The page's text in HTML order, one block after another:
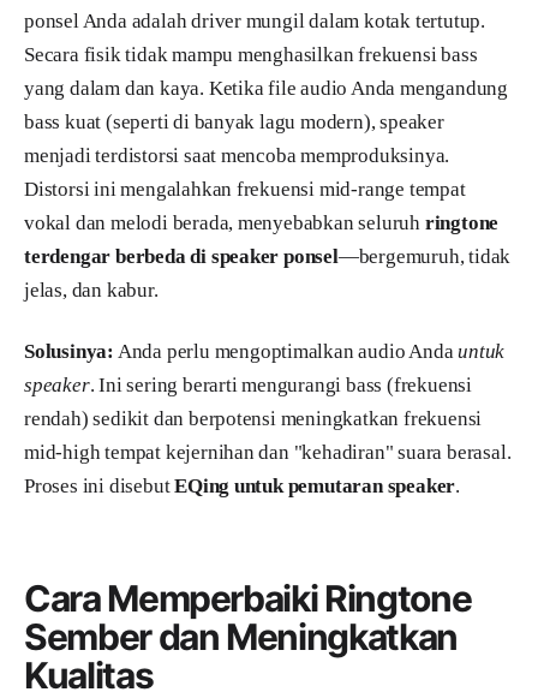
ponsel Anda adalah driver mungil dalam kotak tertutup.
Secara fisik tidak mampu menghasilkan frekuensi bass
yang dalam dan kaya. Ketika file audio Anda mengandung
bass kuat (seperti di banyak lagu modern), speaker
menjadi terdistorsi saat mencoba memproduksinya.
Distorsi ini mengalahkan frekuensi mid-range tempat
vokal dan melodi berada, menyebabkan seluruh ringtone
terdengar berbeda di speaker ponsel—bergemuruh, tidak
jelas, dan kabur.
Solusinya: Anda perlu mengoptimalkan audio Andauntuk
speaker. Ini sering berarti mengurangi bass (frekuensi
rendah) sedikit dan berpotensi meningkatkan frekuensi
mid-high tempat kejernihan dan "kehadiran" suara berasal.
Proses ini disebutEQing untuk pemutaran speaker.
Cara Memperbaiki Ringtone
Sember dan Meningkatkan
Kualitas